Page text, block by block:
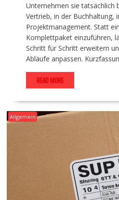
Unternehmen sie tatsächlich
Vertrieb, in der Buchhaltung,
Projektmanagement. Statt
Komplettpaket einzuführen,
Schritt für Schritt erweitern
Abläufe anpassen.
READ MORE
Allgemein